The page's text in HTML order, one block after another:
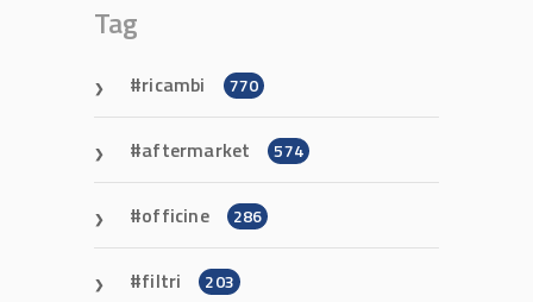
Tag
ricambi 770
aftermarket 574
officine 286
filtri 203